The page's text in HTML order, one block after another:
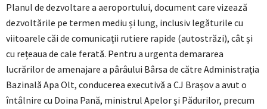
Planul de dezvoltare a aeroportului, document care vizează
dezvoltările pe termen mediu și lung, inclusiv legăturile cu
viitoarele căi de comunicații rutiere rapide (autostrăzi), cât și
cu rețeaua de cale ferată. Pentru a urgenta demararea
lucrărilor de amenajare a pârâului Bârsa de către Administrația
Bazinală Apa Olt, conducerea executivă a CJ Brașov a avut o
întâlnire cu Doina Pană, ministrul Apelor și Pădurilor, precum